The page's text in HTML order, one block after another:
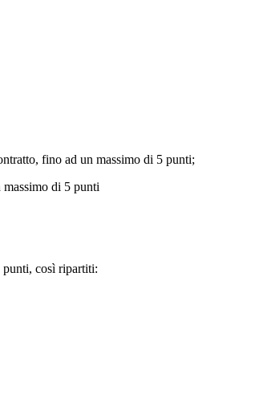
fino ad un massimo di 5 punti;
di 5 punti
punti, così ripartiti: